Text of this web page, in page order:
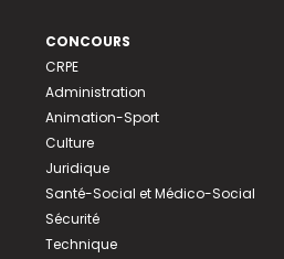
CONCOURS
CRPE
Administration
Animation-Sport
Culture
Juridique
Santé-Social et Médico-Social
Sécurité
Technique